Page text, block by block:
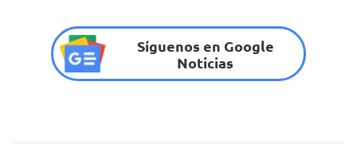
Síguenos en Google
Noticias